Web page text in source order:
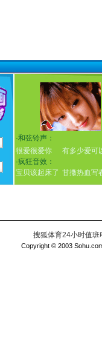
·和弦铃声：
很爱很爱你
有多少爱可
·疯狂音效：
宝贝该起床了 甘撒热血写
搜狐体育24小时值
Copyright © 2003